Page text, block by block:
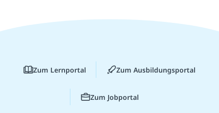
Zum Lernportal Zum Ausbildungsportal
Zum Jobportal